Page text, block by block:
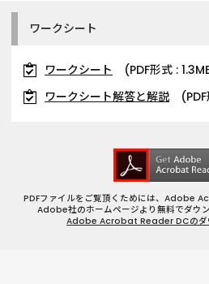
ワークシート
ワークシート
(PDF形式 :
ワークシート解答と解説
PDFファイルをご覧頂くためには、Adobe
Adobe社のホームページより無料でダウ
Adobe Acrobat Reader DCのダ